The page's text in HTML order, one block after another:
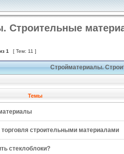
Строительные
1 [ Тем: 11 ]
Стройматериалы.
Темы
торговля строительными материалами
стеклоблоки?